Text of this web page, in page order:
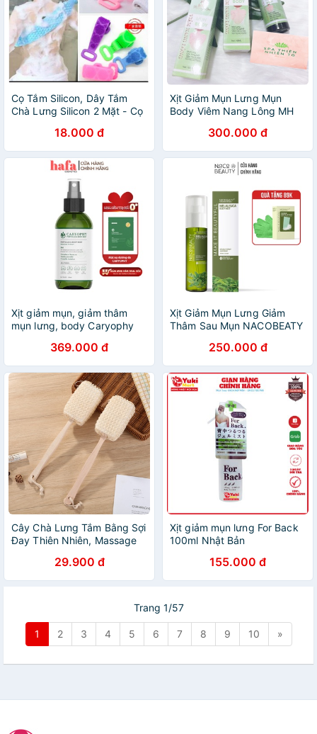
Cọ Tắm Silicon, Dây Tắm
Chà Lưng Silicon 2 Mặt - Cọ
da,tri mụn lưng
18.000 đ
Xịt Giảm Mụn Lưng Mụn
Body Viêm Nang Lông MH
300.000 đ
Xịt giảm mụn, giảm thâm
mụn lưng, body Caryophy
369.000 đ
Xịt Giảm Mụn Lưng Giảm
Thâm Sau Mụn NACOBEATY
250.000 đ
Cây Chà Lưng Tắm Bằng Sợi
Đay Thiên Nhiên, Massage
Sạch Da Chống Mụn Lưng
29.900 đ
Xịt giảm mụn lưng For Back
100ml Nhật Bản
155.000 đ
Trang 1/57
1 2 3 4 5 6 7 8 9 10 »